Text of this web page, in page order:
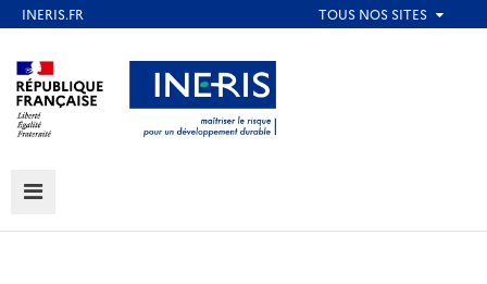
au
contenu
principal
Aller au contenu Aller au menu
Aller au pied de page
MENU